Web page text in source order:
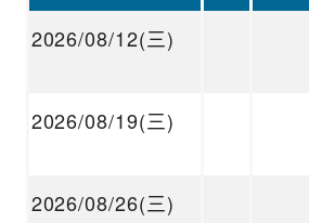
2026/08/12(三)
2026/08/19(三)
2026/08/26(三)